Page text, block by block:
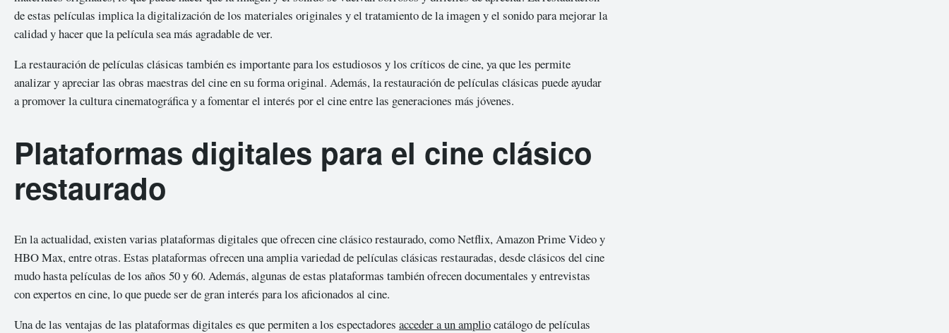
de estas películas implica la digitalización de los materiales originales y el tratamiento de la imagen y el sonido para mejorar la
calidad y hacer que la película sea más agradable de ver.
La restauración de películas clásicas también es importante para los estudiosos y los críticos de cine, ya que les permite
analizar y apreciar las obras maestras del cine en su forma original. Además, la restauración de películas clásicas puede ayudar
a promover la cultura cinematográfica y a fomentar el interés por el cine entre las generaciones más jóvenes.
Plataformas digitales para el cine clásico
restaurado
En la actualidad, existen varias plataformas digitales que ofrecen cine clásico restaurado, como Netflix, Amazon Prime Video y
HBO Max, entre otras. Estas plataformas ofrecen una amplia variedad de películas clásicas restauradas, desde clásicos del cine
mudo hasta películas de los años 50 y 60. Además, algunas de estas plataformas también ofrecen documentales y entrevistas
con expertos en cine, lo que puede ser de gran interés para los aficionados al cine.
Una de las ventajas de las plataformas digitales es que permiten a los espectadores acceder a un ampliocatálogo de películas